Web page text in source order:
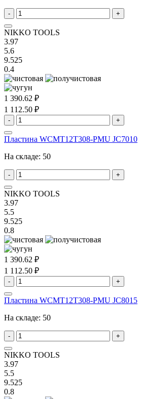
- +
NIKKO TOOLS
3.97
5.6
9.525
0.4
1 390.62 ₽
1 112.50 ₽
- +
Пластина WCMT12T308-PMU JC7010
На складе: 50
- +
NIKKO TOOLS
3.97
5.5
9.525
0.8
1 390.62 ₽
1 112.50 ₽
- +
Пластина WCMT12T308-PMU JC8015
На складе: 50
- +
NIKKO TOOLS
3.97
5.5
9.525
0.8